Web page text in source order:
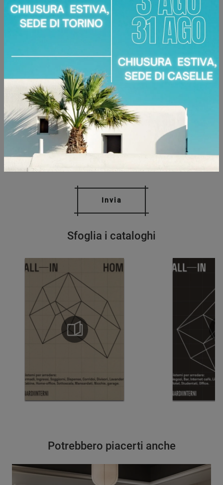
Sfoglia i cataloghi
Ho preso visione della
Invia
Potrebbero piacerti anche